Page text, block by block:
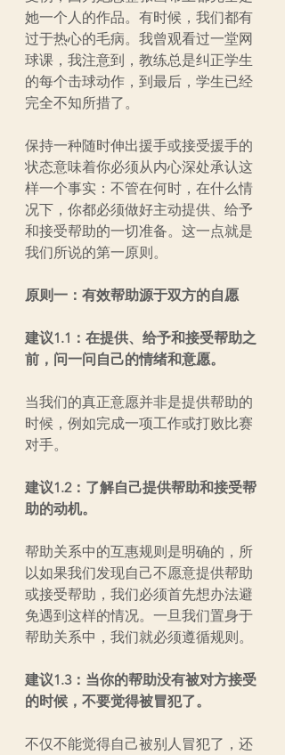
她一个人的作品。有时候，我们都有
过于热心的毛病。我曾观看过一堂网
球课，我注意到，教练总是纠正学生
的每个击球动作，到最后，学生已经
完全不知所措了。
保持一种随时伸出援手或接受援手的
状态意味着你必须从内心深处承认这
样一个事实：不管在何时，在什么情
况下，你都必须做好主动提供、给予
和接受帮助的一切准备。这一点就是
我们所说的第一原则。
原则一：有效帮助源于双方的自愿
建议1.1：在提供、给予和接受帮助之
前，问一问自己的情绪和意愿。
当我们的真正意愿并非是提供帮助的
时候，例如完成一项工作或打败比赛
对手。
建议1.2：了解自己提供帮助和接受帮
助的动机。
帮助关系中的互惠规则是明确的，所
以如果我们发现自己不愿意提供帮助
或接受帮助，我们必须首先想办法避
免遇到这样的情况。一旦我们置身于
帮助关系中，我们就必须遵循规则。
建议1.3：当你的帮助没有被对方接受
的时候，不要觉得被冒犯了。
不仅不能觉得自己被别人冒犯了，还